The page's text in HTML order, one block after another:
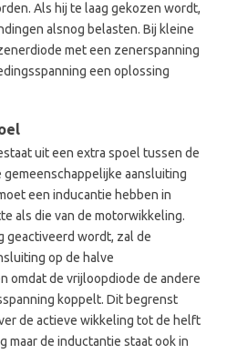
Als hij te laag gekozen wordt,
alsnog belasten. Bij kleine
met een zenerspanning
een oplossing
uit een extra spoel tussen de
aansluiting
een inducantie hebben in
als die van de motorwikkeling.
geactiveerd wordt, zal de
op de halve
omdat de vrijloopdiode de andere
koppelt. Dit begrenst
de actieve wikkeling tot de helft
maar de inductantie staat ook in